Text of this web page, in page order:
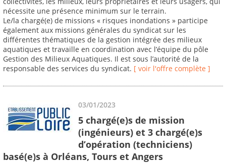
nécessite une présence minimum sur le terrain.
Le/la chargé(e) de missions « risques inondations » participe
également aux missions générales du syndicat sur les
différentes thématiques de la gestion intégrée des milieux
aquatiques et travaille en coordination avec l’équipe du pôle
Gestion des Milieux Aquatiques. Il est sous l’autorité de la
responsable des services du syndicat. [ voir l'offre complète ]
03/01/2023
5 chargé(e)s de mission
(ingénieurs) et 3 chargé(e)s
d’opération (techniciens)
basé(e)s à Orléans, Tours et Angers